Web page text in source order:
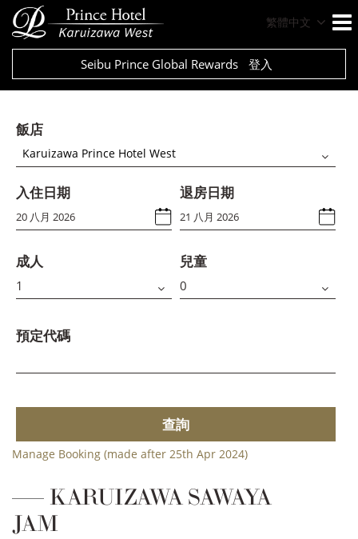
繁體中文
Seibu Prince Global Rewards 登入
飯店
Karuizawa Prince Hotel West
入住日期 退房日期
成人 兒童
預定代碼
查詢
Manage Booking (made after 25th Apr 2024)
KARUIZAWA SAWAYA
JAM